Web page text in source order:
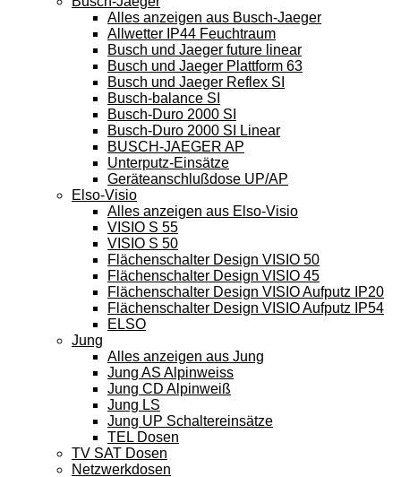
Alles anzeigen aus Busch-Jaeger
Allwetter IP44 Feuchtraum
Busch und Jaeger future linear
Busch und Jaeger Plattform 63
Busch und Jaeger Reflex SI
Busch-balance SI
Busch-Duro 2000 SI
Busch-Duro 2000 SI Linear
BUSCH-JAEGER AP
Unterputz-Einsätze
Geräteanschlußdose UP/AP
Elso-Visio
Alles anzeigen aus Elso-Visio
VISIO S 55
VISIO S 50
Flächenschalter Design VISIO 50
Flächenschalter Design VISIO 45
Flächenschalter Design VISIO Aufputz IP20
Flächenschalter Design VISIO Aufputz IP54
ELSO
Jung
Alles anzeigen aus Jung
Jung AS Alpinweiss
Jung CD Alpinweiß
Jung LS
Jung UP Schaltereinsätze
TEL Dosen
TV SAT Dosen
Netzwerkdosen